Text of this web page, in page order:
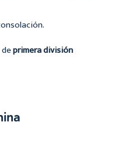
deprimera división